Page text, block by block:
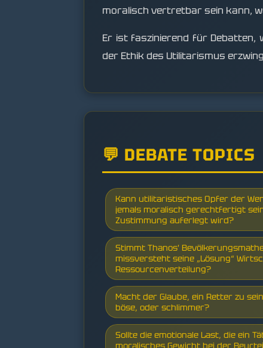
moralisch vertretbar sein kann,
Er ist faszinierend für Debatten,
der Ethik des Utilitarismus
💬 DEBATE TOPICS
Kann utilitaristisches Opfer der
jemals moralisch gerechtfertigt
Zustimmung auferlegt wird?
Stimmt Thanos'
missversteht seine „Lösung“
Ressourcenverteilung?
Macht der Glaube, ein Retter zu
böse, oder schlimmer?
Sollte die emotionale Last, die ein
moralisches Gewicht bei der